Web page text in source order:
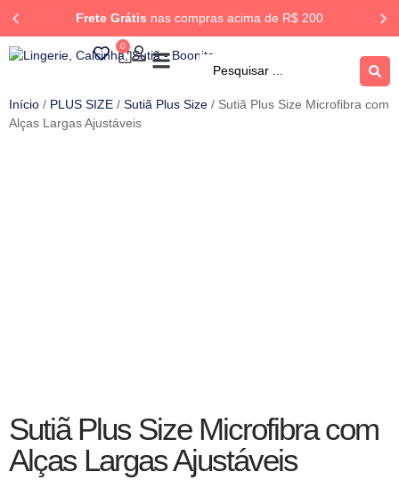
Frete Grátis nas compras acima de R$ 200
0
Início / PLUS SIZE / Sutiã Plus Size / Sutiã Plus Size Microfibra com
Alças Largas Ajustáveis
Sutiã Plus Size Microfibra com
Alças Largas Ajustáveis